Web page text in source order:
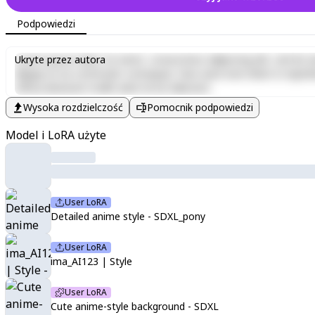
Podpowiedzi
Lorem ipsum dolor sit amet, consectetur adipiscing elit, sed do
Ukryte przez autora
Wysoka rozdzielczość Pomocnik podpowiedzi
Model i LoRA użyte
User LoRA
Detailed anime style - SDXL_pony
User LoRA
ima_AI123 | Style
User LoRA
Cute anime-style background - SDXL